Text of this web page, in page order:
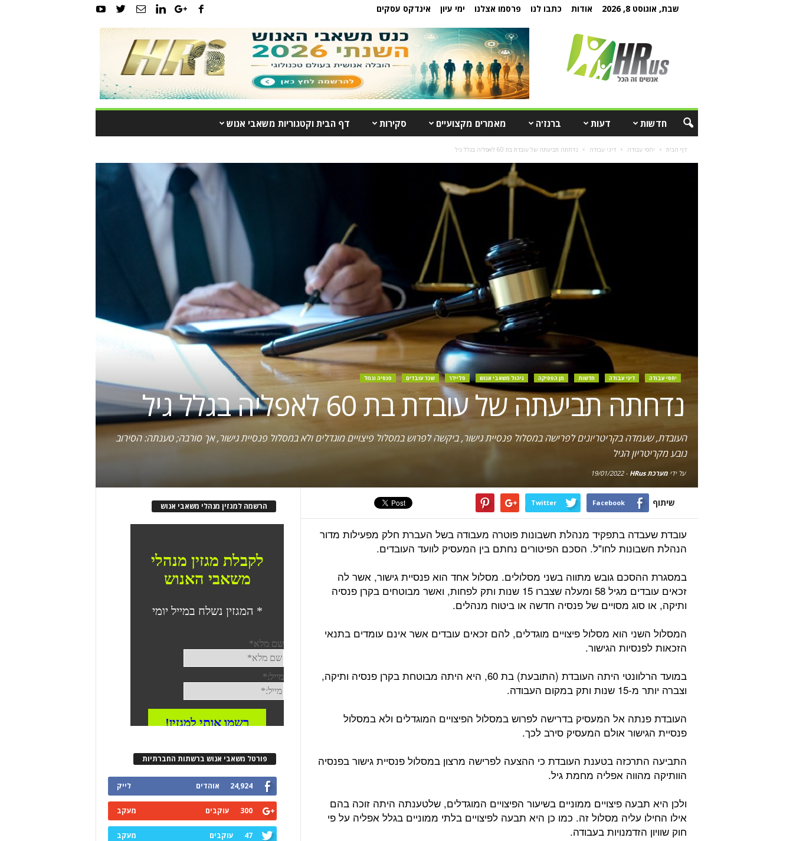
שבת, אוגוסט 8, 2026 אודות כתבו לנו פרסמו אצלנו ימי עיון אינדקס עסקים
חדשות דעות ברנז'ה מאמרים מקצועיים סקירות דף הבית וקטגוריות משאבי אנוש
דף הבית יחסי עבודה דיני עבודה נדחתה תביעתה של עובדת בת 60 לאפליה בגלל גיל
יחסי עבודה דיני עבודה חדשות מן הפסיקה ניהול משאבי אנוש סליידר שכר עובדים פנסיה וגמל
נדחתה תביעתה של עובדת בת 60 לאפליה בגלל גיל
העובדת, שעמדה בקריטריונים לפרישה במסלול פנסיית גישור, ביקשה לפרוש במסלול פיצויים מוגדלים ולא במסלול פנסיית גישור, אך סורבה; טענתה: הסירוב
נובע מקריטריון הגיל
על ידימערכת HRus -
19/01/2022
שיתוף Facebook
Twitter
עובדת שעבדה בתפקיד מנהלת חשבונות פוטרה מעבודה בשל העברת חלק מפעילות מדור
הנהלת חשבונות לחו"ל. הסכם הפיטורים נחתם בין המעסיק לוועד העובדים.
במסגרת ההסכם גובש מתווה בשני מסלולים. מסלול אחד הוא פנסיית גישור, אשר לה
זכאים עובדים מגיל 58 ומעלה שצברו 15 שנות ותק לפחות, ואשר מבוטחים בקרן פנסיה
ותיקה, או סוג מסויים של פנסיה חדשה או ביטוח מנהלים.
המסלול השני הוא מסלול פיצויים מוגדלים, להם זכאים עובדים אשר אינם עומדים בתנאי
הזכאות לפנסיות הגישור.
במועד הרלוונטי היתה העובדת (התובעת) בת 60, היא היתה מבוטחת בקרן פנסיה ותיקה,
וצברה יותר מ-15 שנות ותק במקום העבודה.
העובדת פנתה אל המעסיק בדרישה לפרוש במסלול הפיצויים המוגדלים ולא במסלול
פנסיית הגישור אולם המעסיק סירב לכך.
התביעה התרכזה בטענת העובדת כי ההצעה לפרישה מרצון במסלול פנסיית גישור בפנסיה
הוותיקה מהווה אפליה מחמת גיל.
ולכן היא תבעה פיצויים ממוניים בשיעור הפיצויים המוגדלים, שלטענתה היתה זוכה בהם
אילו החילו עליה מסלול זה. כמו כן היא תבעה לפיצויים בלתי ממוניים בגלל אפליה על פי
חוק שוויון הזדמנויות בעבודה.
הרשמה למגזין מנהלי משאבי אנוש
פורטל משאבי אנוש ברשתות החברתיות
24,924 אוהדים לייק
300 עוקבים מעקב
47 עוקבים מעקב